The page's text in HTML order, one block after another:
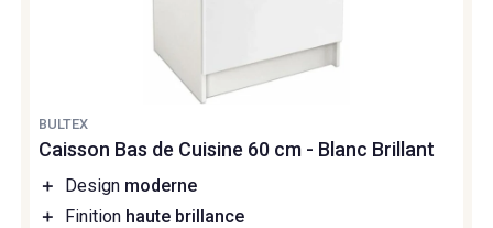
BULTEX
Caisson Bas de Cuisine 60 cm - Blanc Brillant
＋ Design moderne
＋
Finition haute brillance